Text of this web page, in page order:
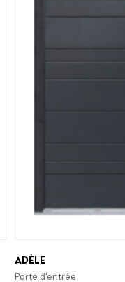
Adèle
Porte d'entrée